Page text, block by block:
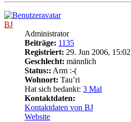
BJ
Administrator
Beiträge: 1135
Registriert: 29. Jun 2006, 15:02
Geschlecht: männlich
Status:: Arm :-(
Wohnort: Tau’ri
Hat sich bedankt: 3 Mal
Kontaktdaten:
Kontaktdaten von BJ
Website